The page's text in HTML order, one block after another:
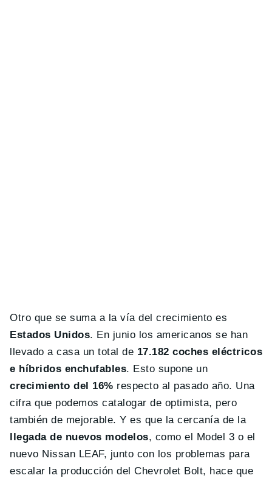
Otro que se suma a la vía del crecimiento es
Estados Unidos. En junio los americanos se han
llevado a casa un total de 17.182 coches eléctricos
e híbridos enchufables. Esto supone un
crecimiento del 16% respecto al pasado año. Una
cifra que podemos catalogar de optimista, pero
también de mejorable. Y es que la cercanía de la
llegada de nuevos modelos, como el Model 3 o el
nuevo Nissan LEAF, junto con los problemas para
escalar la producción del Chevrolet Bolt, hace que